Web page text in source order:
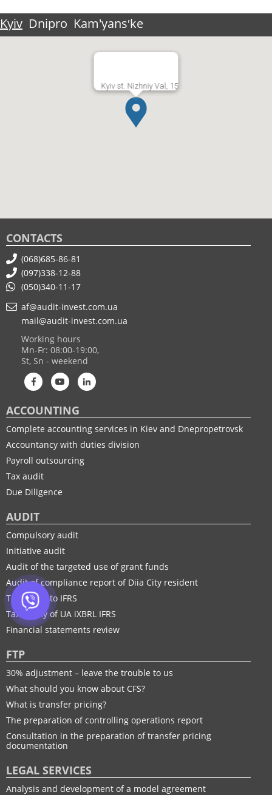
Kyiv Dnipro Kam'yansʹke
Kyiv st. Nizhniy Val, 15
CONTACTS
(068)685-86-81
(097)338-12-88
(050)340-11-17
af@audit-invest.com.ua
mail@audit-invest.com.ua
Working hours
Mn-Fr: 08:00-19:00,
St, Sn - weekend
ACCOUNTING
Complete accounting services in Kiev and Dnepropetrovsk
Accountancy with duties division
Payroll outsourcing
Tax audit
Due Diligence
AUDIT
Compulsory audit
Initiative audit
Audit of the targeted use of grant funds
Audit of compliance report of Diia City resident
Transition to IFRS
Taxonomy of UA іXBRL IFRS
Financial statements review
FTP
30% adjustment – leave the trouble to us
What should you know about CFS?
What is transfer pricing?
The preparation of controlling operations report
Consultation in the preparation of transfer pricing
documentation
LEGAL SERVICES
Analysis and development of a model agreement